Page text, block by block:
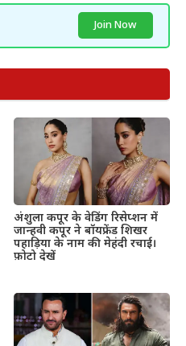
Join Now
अंशुला कपूर के वेडिंग रिसेप्शन में
जान्हवी कपूर ने बॉयफ्रेंड शिखर
पहाड़िया के नाम की मेहंदी रचाई।
फ़ोटो देखें